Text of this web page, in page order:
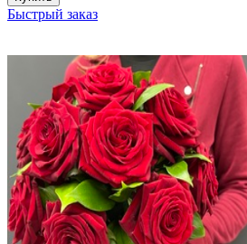
Быстрый заказ